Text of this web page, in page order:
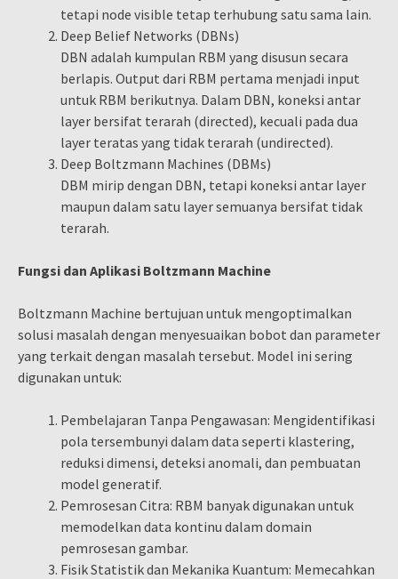
tetapi node visible tetap terhubung satu sama lain.
Deep Belief Networks (DBNs)
DBN adalah kumpulan RBM yang disusun secara
berlapis. Output dari RBM pertama menjadi input
untuk RBM berikutnya. Dalam DBN, koneksi antar
layer bersifat terarah (directed), kecuali pada dua
layer teratas yang tidak terarah (undirected).
Deep Boltzmann Machines (DBMs)
DBM mirip dengan DBN, tetapi koneksi antar layer
maupun dalam satu layer semuanya bersifat tidak
terarah.
Fungsi dan Aplikasi Boltzmann Machine
Boltzmann Machine bertujuan untuk mengoptimalkan
solusi masalah dengan menyesuaikan bobot dan parameter
yang terkait dengan masalah tersebut. Model ini sering
digunakan untuk:
Pembelajaran Tanpa Pengawasan: Mengidentifikasi
pola tersembunyi dalam data seperti klastering,
reduksi dimensi, deteksi anomali, dan pembuatan
model generatif.
Pemrosesan Citra: RBM banyak digunakan untuk
memodelkan data kontinu dalam domain
pemrosesan gambar.
Fisik Statistik dan Mekanika Kuantum: Memecahkan